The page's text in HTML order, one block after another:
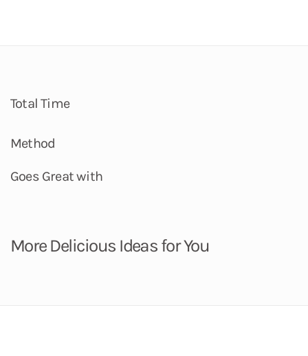
Total Time
Method
Goes Great with
More Delicious Ideas for You